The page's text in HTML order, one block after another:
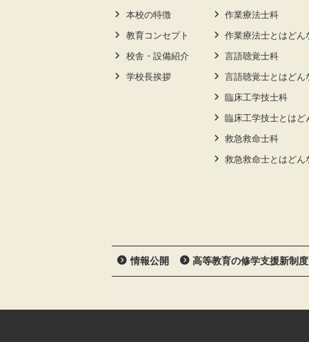
本校の特徴
教育コンセプト
校舎・設備紹介
学校長挨拶
作業療法士科
作業療法士とはどん
言語聴覚士科
言語聴覚士とはどん
臨床工学技士科
臨床工学技士とはど
救急救命士科
救急救命士とはどん
情報公開 高等教育の修学支援新制度